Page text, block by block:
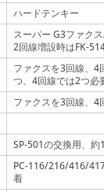
ハードテンキー
スーパー G3ファク
2回線増設時はFK-
ファクスを3回線、4
つ、4回線では2つ必
ファクスを3回線、4
SP-501の交換用、約
PC-116/216/416/
着